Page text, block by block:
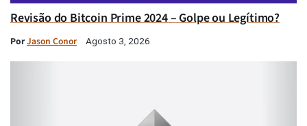
Revisão do Bitcoin Prime 2024 – Golpe ou Legítimo?
PorJason Conor Agosto 3, 2026